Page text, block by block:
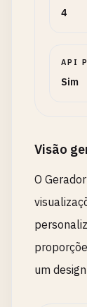
4
API
Sim
Visão
O
um